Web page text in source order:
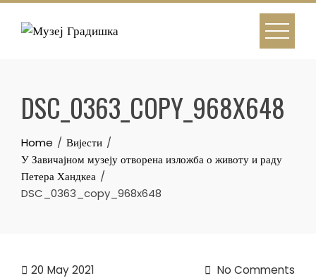
Skip
DSC_0363_COPY_968X648
Home
Вијести
У Завичајном музеју отворена изложба о животу и раду
Петера Хандкеа
DSC_0363_copy_968x648
20 May 2021 No Comments